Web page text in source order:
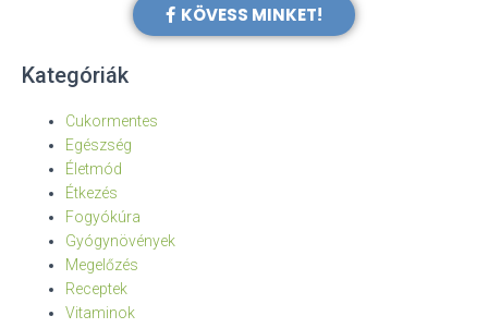
KÖVESS MINKET!
Kategóriák
Cukormentes
Egészség
Életmód
Étkezés
Fogyókúra
Gyógynövények
Megelőzés
Receptek
Vitaminok